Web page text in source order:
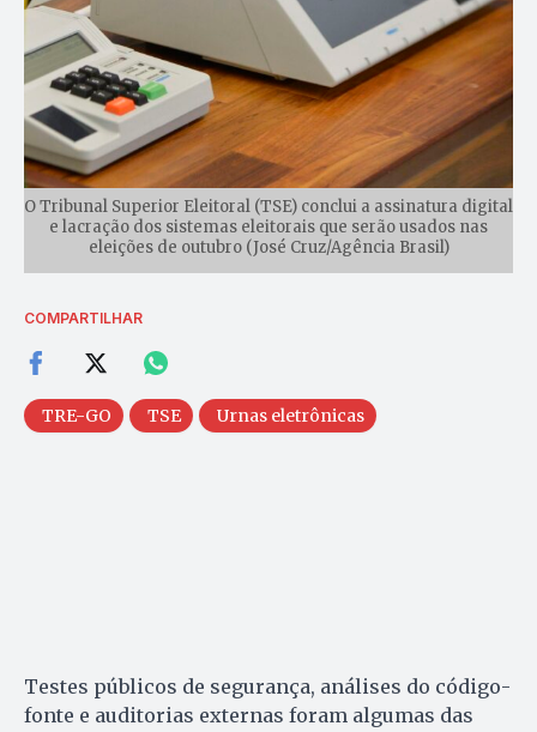
O Tribunal Superior Eleitoral (TSE) conclui a assinatura digital
e lacração dos sistemas eleitorais que serão usados nas
eleições de outubro (José Cruz/Agência Brasil)
COMPARTILHAR
TRE-GO TSE Urnas eletrônicas
Testes públicos de segurança, análises do código-
fonte e auditorias externas foram algumas das